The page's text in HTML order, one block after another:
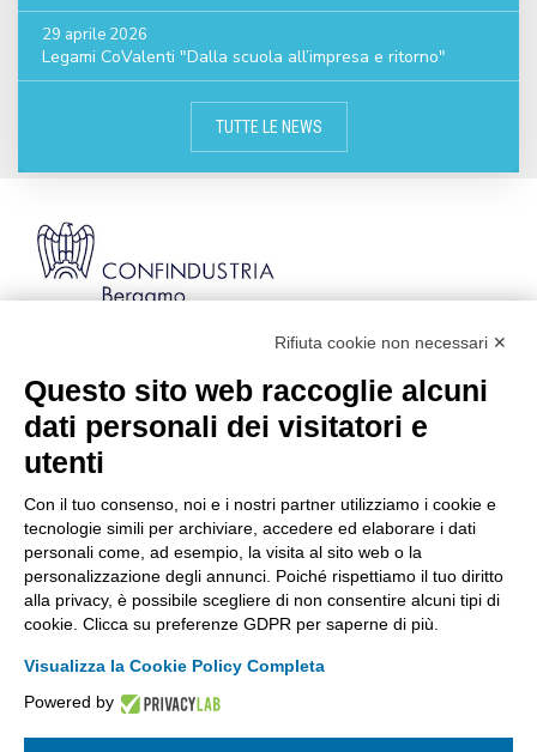
29 aprile 2026
Legami CoValenti "Dalla scuola all’impresa e ritorno"
TUTTE LE NEWS
Codice Fiscale: 80021750163 | PEC:
info@pec.confindustriabergamo.it
CONFINDUSTRIA BERGAMO
ASSISTENZA & PRIVACY
La riproduzione, anche parziale, di qualsiasi informazione o
Rifiuta cookie non necessari ✕
Questo sito web raccoglie alcuni
dati personali dei visitatori e
utenti
Con il tuo consenso, noi e i nostri partner utilizziamo i cookie e
tecnologie simili per archiviare, accedere ed elaborare i dati
personali come, ad esempio, la visita al sito web o la
personalizzazione degli annunci. Poiché rispettiamo il tuo diritto
alla privacy, è possibile scegliere di non consentire alcuni tipi di
cookie. Clicca su preferenze GDPR per saperne di più.
Visualizza la Cookie Policy Completa
Powered by